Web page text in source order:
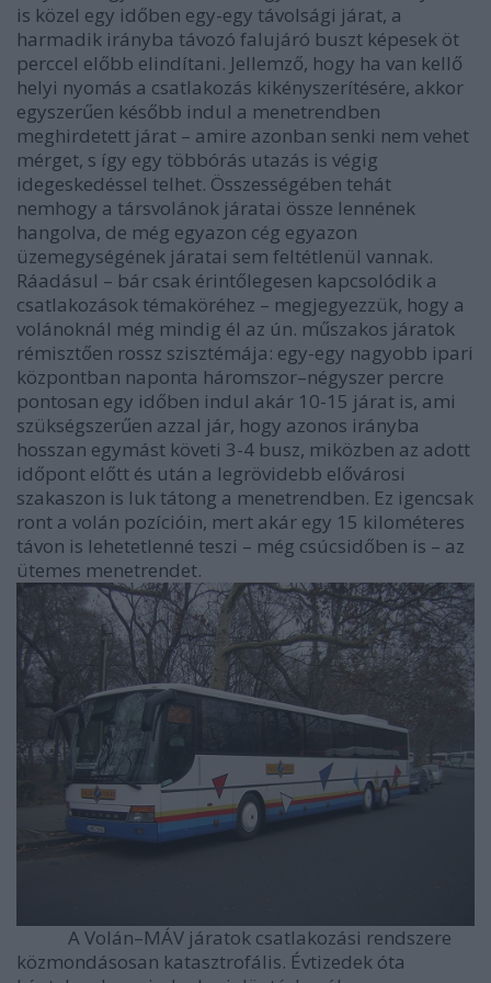
is közel egy időben egy-egy távolsági járat, a
harmadik irányba távozó falujáró buszt képesek öt
perccel előbb elindítani. Jellemző, hogy ha van kellő
helyi nyomás a csatlakozás kikényszerítésére, akkor
egyszerűen később indul a menetrendben
meghirdetett járat – amire azonban senki nem vehet
mérget, s így egy többórás utazás is végig
idegeskedéssel telhet. Összességében tehát
nemhogy a társvolánok járatai össze lennének
hangolva, de még egyazon cég egyazon
üzemegységének járatai sem feltétlenül vannak.
Ráadásul – bár csak érintőlegesen kapcsolódik a
csatlakozások témaköréhez – megjegyezzük, hogy a
volánoknál még mindig él az ún. műszakos járatok
rémisztően rossz szisztémája: egy-egy nagyobb ipari
központban naponta háromszor–négyszer percre
pontosan egy időben indul akár 10-15 járat is, ami
szükségszerűen azzal jár, hogy azonos irányba
hosszan egymást követi 3-4 busz, miközben az adott
időpont előtt és után a legrövidebb elővárosi
szakaszon is luk tátong a menetrendben. Ez igencsak
ront a volán pozícióin, mert akár egy 15 kilométeres
távon is lehetetlenné teszi – még csúcsidőben is – az
ütemes menetrendet.
A Volán–MÁV járatok csatlakozási rendszere
közmondásosan katasztrofális. Évtizedek óta